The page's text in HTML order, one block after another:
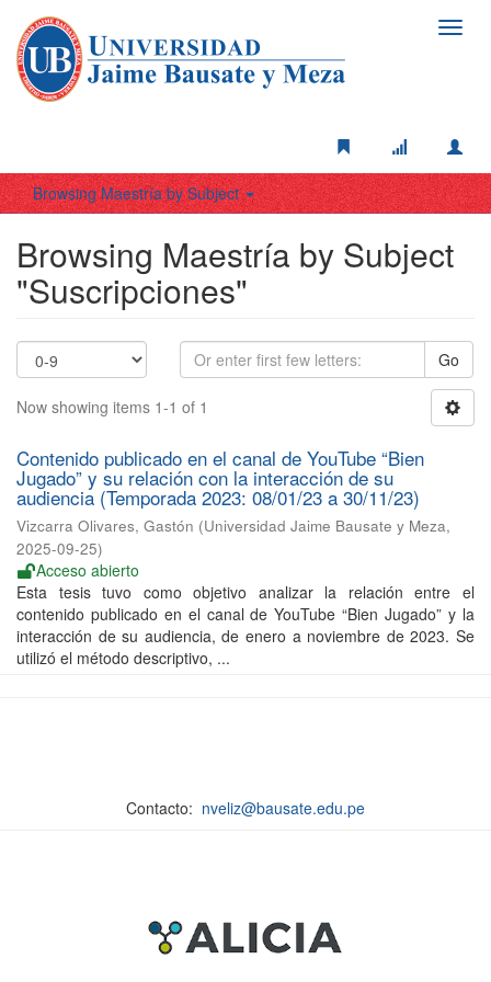
Browsing Maestría by Subject
Browsing Maestría by Subject
"Suscripciones"
Go
Now showing items 1-1 of 1
Contenido publicado en el canal de YouTube “Bien
Jugado” y su relación con la interacción de su
audiencia (Temporada 2023: 08/01/23 a 30/11/23)
Vizcarra Olivares, Gastón (Universidad Jaime Bausate y Meza,
2025-09-25)
Acceso abierto
Esta tesis tuvo como objetivo analizar la relación entre el
contenido publicado en el canal de YouTube “Bien Jugado” y la
interacción de su audiencia, de enero a noviembre de 2023. Se
utilizó el método descriptivo, ...
Contacto: nveliz@bausate.edu.pe